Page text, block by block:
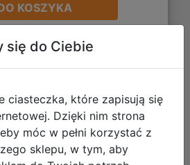
KOSZYKA
Galeria zdjęć
się do Ciebie
ciasteczka, które zapisują się
Dzięki nim strona
móc w pełni korzystać z
sklepu, w tym, aby